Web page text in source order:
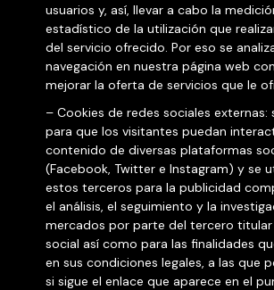
usuarios y, así, llevar a cabo la
estadístico de la utilización que
del servicio ofrecido. Por eso se
navegación en nuestra página web
mejorar la oferta de servicios que le
– Cookies de redes sociales externas:
para que los visitantes puedan
contenido de diversas plataformas
(Facebook, Twitter e Instagram) y se
estos terceros para la publicidad
el análisis, el seguimiento y la
mercados por parte del tercero titular
social así como para las finalidades
en sus condiciones legales, a las que
si sigue el enlace que aparece en el